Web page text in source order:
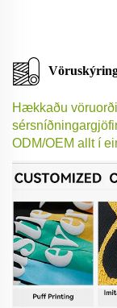
Hækkaðu
ODM/OEM allt í